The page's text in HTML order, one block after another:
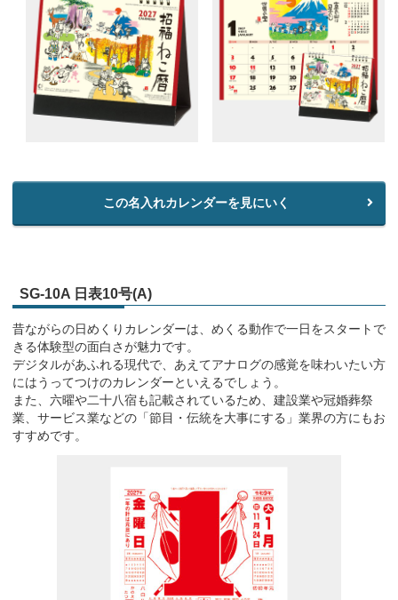
この名入れカレンダーを見にいく
SG-10A 日表10号(A)
昔ながらの日めくりカレンダーは、めくる動作で一日をスタートで
きる体験型の面白さが魅力です。
デジタルがあふれる現代で、あえてアナログの感覚を味わいたい方
にはうってつけのカレンダーといえるでしょう。
また、六曜や二十八宿も記載されているため、建設業や冠婚葬祭
業、サービス業などの「節目・伝統を大事にする」業界の方にもお
すすめです。